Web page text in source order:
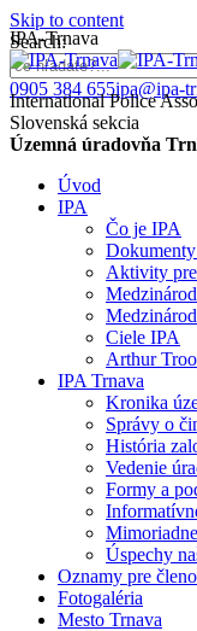
Skip to content
Search:
0905 384 655ipa@ipa-
IPA-Trnava
International Police
Slovenská sekcia
Územná úradovňa
Úvod
IPA
Čo je IPA
Aktivity
Ciele IPA
Arthur
IPA Trnava
Kronika
Správy o
História
Vedenie
Formy a
Úspechy
Oznamy pre
Fotogaléria
Mesto Trnava